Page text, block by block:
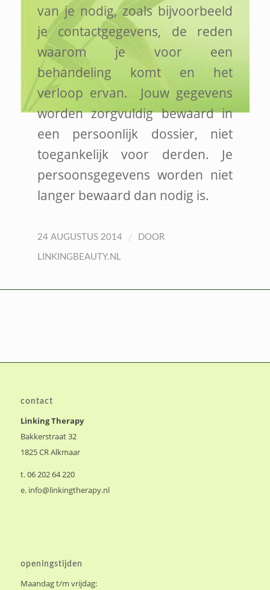
van je nodig, zoals bijvoorbeeld
je contactgegevens, de reden
waarom je voor een
behandeling komt en het
verloop ervan. Jouw gegevens
worden zorgvuldig bewaard in
een persoonlijk dossier, niet
toegankelijk voor derden. Je
persoonsgegevens worden niet
langer bewaard dan nodig is.
24 AUGUSTUS 2014 / DOOR
LINKINGBEAUTY.NL
contact
Linking Therapy
Bakkerstraat 32
1825 CR Alkmaar
t. 06 202 64 220
e. info@linkingtherapy.nl
openingstijden
Maandag t/m vrijdag: